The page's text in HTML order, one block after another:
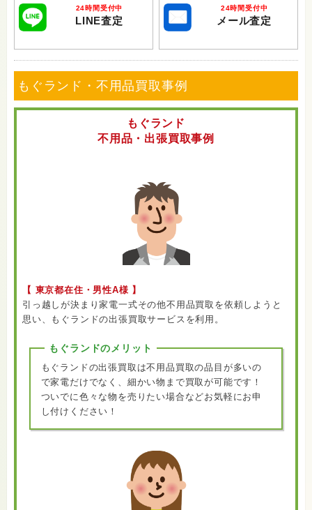
24時間受付中
LINE査定
24時間受付中
メール査定
もぐランド・不用品買取事例
もぐランド
不用品・出張買取事例
【 東京都在住・男性A様 】
引っ越しが決まり家電一式その他不用品買取を依頼しようと
思い、もぐランドの出張買取サービスを利用。
もぐランドのメリット
もぐランドの出張買取は不用品買取の品目が多いの
で家電だけでなく、細かい物まで買取が可能です！
ついでに色々な物を売りたい場合などお気軽にお申
し付けください！